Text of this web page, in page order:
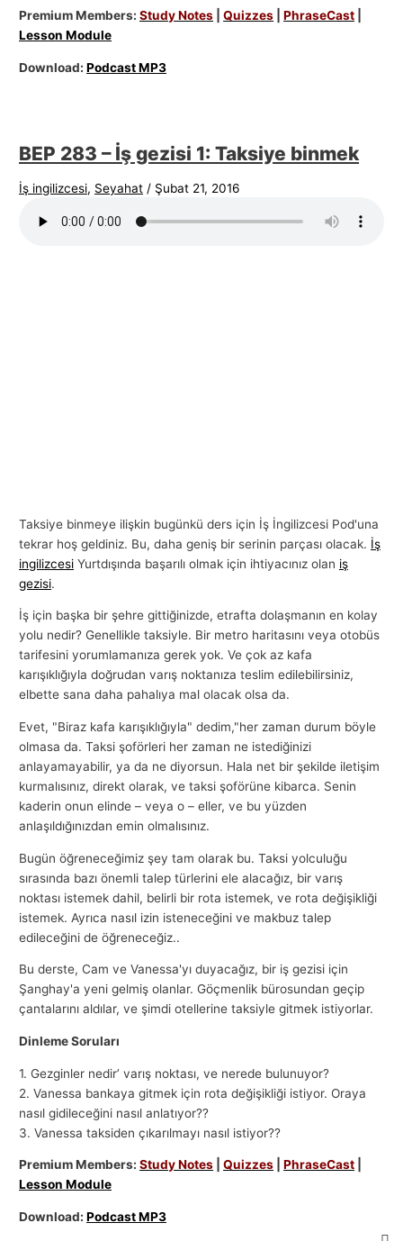
Premium Members:Study Notes |Quizzes |PhraseCast
Lesson Module
Download:Podcast MP3
BEP 283 – İş gezisi 1: Taksiye binmek
İş ingilizcesi, Seyahat / Şubat 21, 2016
Taksiye binmeye ilişkin bugünkü ders için İş İngilizcesi Pod'una
tekrar hoş geldiniz. Bu, daha geniş bir serinin parçası olacak. İş
ingilizcesi Yurtdışında başarılı olmak için ihtiyacınız olan iş
gezisi.
İş için başka bir şehre gittiğinizde, etrafta dolaşmanın en kolay
yolu nedir? Genellikle taksiyle. Bir metro haritasını veya otobüs
tarifesini yorumlamanıza gerek yok. Ve çok az kafa
karışıklığıyla doğrudan varış noktanıza teslim edilebilirsiniz,
elbette sana daha pahalıya mal olacak olsa da.
Evet, "Biraz kafa karışıklığıyla" dedim,"her zaman durum böyle
olmasa da. Taksi şoförleri her zaman ne istediğinizi
anlayamayabilir, ya da ne diyorsun. Hala net bir şekilde iletişim
kurmalısınız, direkt olarak, ve taksi şoförüne kibarca. Senin
kaderin onun elinde – veya o – eller, ve bu yüzden
anlaşıldığınızdan emin olmalısınız.
Bugün öğreneceğimiz şey tam olarak bu. Taksi yolculuğu
sırasında bazı önemli talep türlerini ele alacağız, bir varış
noktası istemek dahil, belirli bir rota istemek, ve rota değişikliği
istemek. Ayrıca nasıl izin isteneceğini ve makbuz talep
edileceğini de öğreneceğiz..
Bu derste, Cam ve Vanessa'yı duyacağız, bir iş gezisi için
Şanghay'a yeni gelmiş olanlar. Göçmenlik bürosundan geçip
çantalarını aldılar, ve şimdi otellerine taksiyle gitmek istiyorlar.
Dinleme Soruları
1. Gezginler nedir’ varış noktası, ve nerede bulunuyor?
2. Vanessa bankaya gitmek için rota değişikliği istiyor. Oraya
nasıl gidileceğini nasıl anlatıyor??
3. Vanessa taksiden çıkarılmayı nasıl istiyor??
Premium Members:Study Notes |Quizzes |PhraseCast
Lesson Module
Download:Podcast MP3